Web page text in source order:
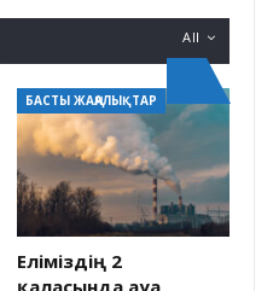
All
БАСТЫ ЖАҢАЛЫҚТАР
Еліміздің 2